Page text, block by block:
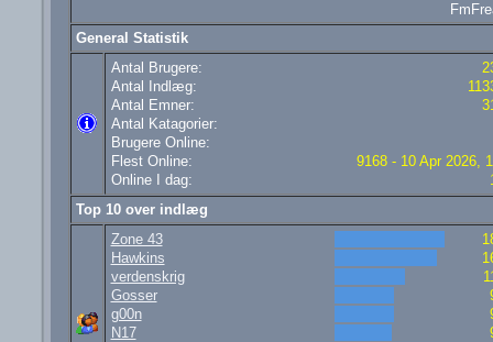
General Statistik
Antal Brugere:
Antal Indlæg:
Antal Emner:
Antal Katagorier:
Brugere Online:
Flest Online:
9168 - 10 Apr 2026,
Online I dag:
Top 10 over indlæg
Zone 43
Hawkins
verdenskrig
Gosser
g00n
N17